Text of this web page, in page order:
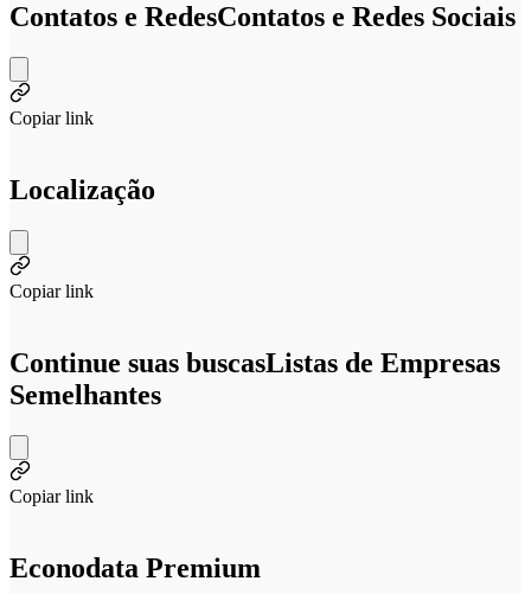
Contatos e RedesContatos e Redes Sociais
Copiar link
Localização
Copiar link
Continue suas buscasListas de Empresas
Semelhantes
Copiar link
Econodata Premium